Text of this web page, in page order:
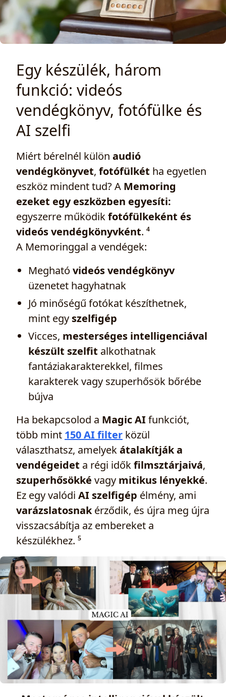
Egy készülék, három
funkció: videós
vendégkönyv, fotófülke és
AI szelfi
Miért bérelnél külön audió
vendégkönyvet, fotófülkét ha egyetlen
eszköz mindent tud? A Memoring
ezeket egy eszközben egyesíti:
egyszerre működikfotófülkeként és
videós vendégkönyvként. ⁴
A Memoringgal a vendégek:
Megható videós vendégkönyv
üzenetet hagyhatnak
Jó minőségű fotókat készíthetnek,
mint egy szelfigép
Vicces, mesterséges intelligenciával
készült szelfit alkothatnak
fantáziakarakterekkel, filmes
karakterek vagy szuperhősök bőrébe
bújva
Ha bekapcsolod a Magic AIfunkciót,
több mint 150 AI filter közül
választhatsz, amelyekátalakítják a
vendégeidet a régi időkfilmsztárjaivá,
szuperhősökké vagy mitikus lényekké.
Ez egy valódi AI szelfigép élmény, ami
varázslatosnakérződik, és újra meg újra
visszacsábítja az embereket a
készülékhez. ⁵